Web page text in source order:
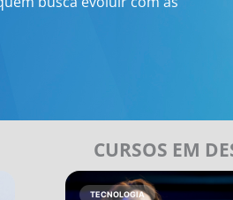
CURSOS EM
EDUCAÇÃO